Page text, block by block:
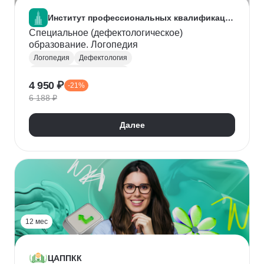
Институт профессиональных квалификаций
Специальное (дефектологическое)
образование. Логопедия
Логопедия
Дефектология
Специальная психология
4 950 ₽ -21%
6 188 ₽
Далее
12 мес
ЦАППКК